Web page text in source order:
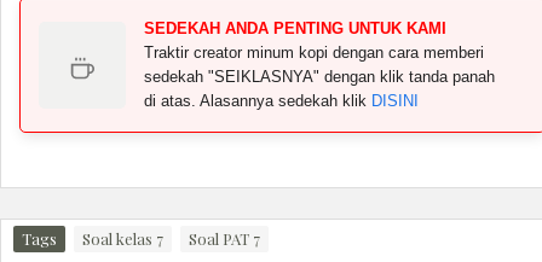
SEDEKAH ANDA PENTING UNTUK KAMI
Traktir creator minum kopi dengan cara memberi
sedekah "SEIKLASNYA" dengan klik tanda panah
di atas. Alasannya sedekah klik DISINI
Tags Soal kelas 7 Soal PAT 7